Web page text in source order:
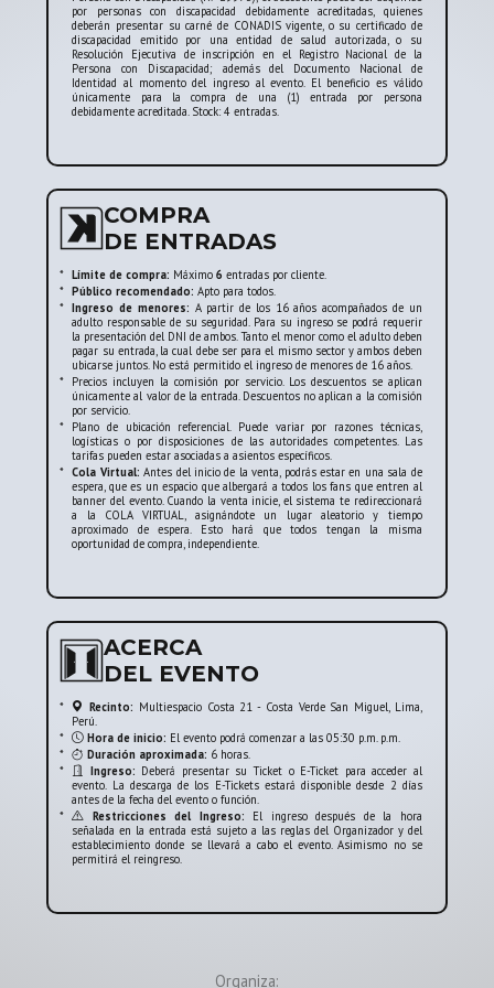
conexión única entre el artista y su público,
convirtiéndose en uno de los eventos más
esperados del año dentro de la escena EDM.
por personas con discapacidad debidamente acreditadas, quienes
deberán presentar su carné de CONADIS vigente, o su certificado de
discapacidad emitido por una entidad de salud autorizada, o su
Resolución Ejecutiva de inscripción en el Registro Nacional de la
Persona con Discapacidad; además del Documento Nacional de
Identidad al momento del ingreso al evento. El beneficio es válido
únicamente para la compra de una (1) entrada por persona
debidamente acreditada. Stock: 4 entradas.
COMPRA
DE ENTRADAS
* Límite de compra: Máximo6 entradas por cliente.
* Público recomendado: Apto para todos.
* Ingreso de menores: A partir de los 16 años acompañados de un
adulto responsable de su seguridad. Para su ingreso se podrá requerir
la presentación del DNI de ambos. Tanto el menor como el adulto deben
pagar su entrada, la cual debe ser para el mismo sector y ambos deben
ubicarse juntos. No está permitido el ingreso de menores de 16 años.
* Precios incluyen la comisión por servicio. Los descuentos se aplican
únicamente al valor de la entrada. Descuentos no aplican a la comisión
por servicio.
* Plano de ubicación referencial. Puede variar por razones técnicas,
logísticas o por disposiciones de las autoridades competentes. Las
tarifas pueden estar asociadas a asientos específicos.
* Cola Virtual: Antes del inicio de la venta, podrás estar en una sala de
espera, que es un espacio que albergará a todos los fans que entren al
banner del evento. Cuando la venta inicie, el sistema te redireccionará
a la COLA VIRTUAL, asignándote un lugar aleatorio y tiempo
aproximado de espera. Esto hará que todos tengan la misma
oportunidad de compra, independiente.
ACERCA
DEL EVENTO
* Recinto: Multiespacio Costa 21 - Costa Verde San Miguel, Lima,
Perú.
*
Hora de inicio: El evento podrá comenzar a las 05:30 p.m. p.m.
*
Duración aproximada: 6 horas.
*
Ingreso: Deberá presentar su Ticket o E-Ticket para acceder al
evento. La descarga de los E-Tickets estará disponible desde 2 días
antes de la fecha del evento o función.
*
Restricciones del Ingreso: El ingreso después de la hora
señalada en la entrada está sujeto a las reglas del Organizador y del
establecimiento donde se llevará a cabo el evento. Asimismo no se
permitirá el reingreso.
Organiza: